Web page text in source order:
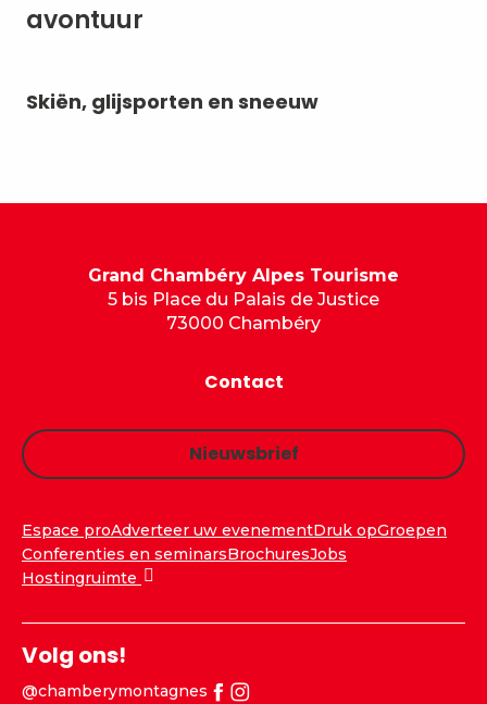
avontuur
Skiën, glijsporten en sneeuw
Grand Chambéry Alpes Tourisme
5 bis Place du Palais de Justice
73000 Chambéry
Contact
Nieuwsbrief
Espace proAdverteer uw evenementDruk opGroepen
Conferenties en seminarsBrochuresJobs
Hostingruimte
Volg ons!
@chamberymontagnes